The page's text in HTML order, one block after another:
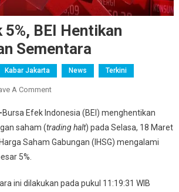
5%, BEI Hentikan
Sementara
Kabar Jakarta News Terkini
A CommentOn
Anjlok
5%,
BEI
Sementara
Bursa Efek Indonesia (BEI) menghentikan
saham (trading halt) pada Selasa, 18 Maret
Saham Gabungan (IHSG) mengalami
5%.
ini dilakukan pada pukul 11:19:31 WIB